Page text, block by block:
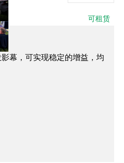
可租赁
幕，可实现稳定的增益，均